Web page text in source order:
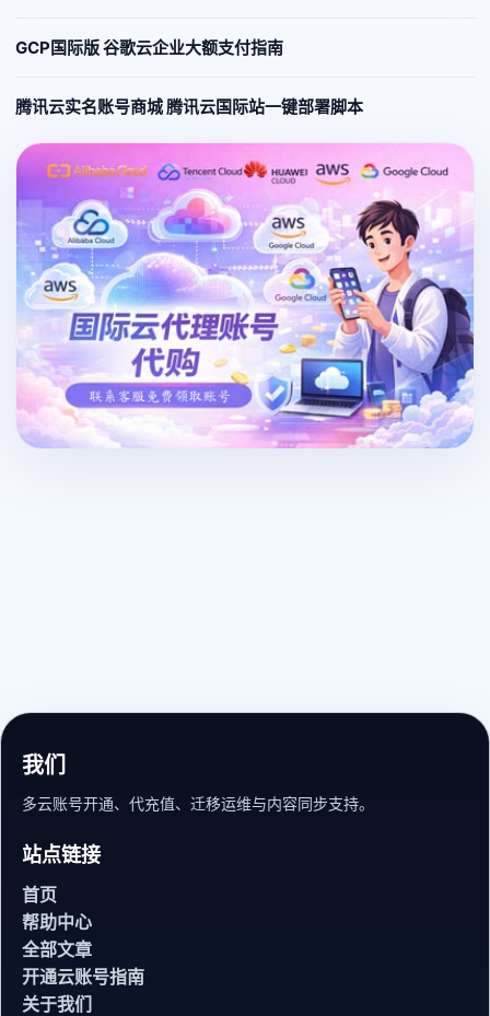
GCP国际版 谷歌云企业大额支付指南
腾讯云实名账号商城 腾讯云国际站一键部署脚本
我们
多云账号开通、代充值、迁移运维与内容同步支持。
站点链接
首页
帮助中心
全部文章
开通云账号指南
关于我们